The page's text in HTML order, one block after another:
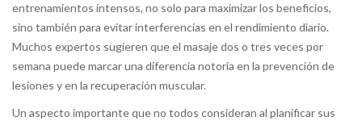
entrenamientos intensos, no solo para maximizar los beneficios,
sino también para evitar interferencias en el rendimiento diario.
Muchos expertos sugieren que el masaje dos o tres veces por
semana puede marcar una diferencia notoria en la prevención de
lesiones y en la recuperación muscular.
Un aspecto importante que no todos consideran al planificar sus